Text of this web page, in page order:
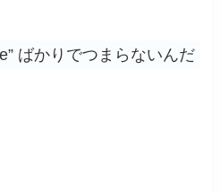
ばかりでつまらないんだ